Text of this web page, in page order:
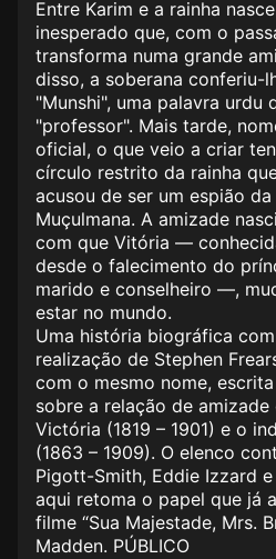
Entre Karim e a rainha
inesperado que, com o
transforma numa grande
disso, a soberana conferiu-
"Munshi", uma palavra urdu
"professor". Mais tarde,
oficial, o que veio a criar
círculo restrito da rainha
acusou de ser um espião
Muçulmana. A amizade
com que Vitória —
desde o falecimento do
marido e conselheiro —,
estar no mundo.
Uma história biográfica
realização de Stephen
com o mesmo nome,
sobre a relação de amizade
Victória (1819 – 1901) e o
(1863 – 1909). O elenco
Pigott-Smith, Eddie Izzard
aqui retoma o papel que já
filme “Sua Majestade, Mrs.
Madden. PÚBLICO